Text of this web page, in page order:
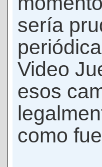
sería
Video
esos
como